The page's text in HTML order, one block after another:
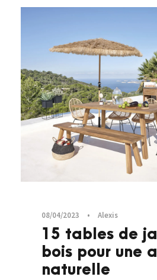
08/04/2023 • Alexis
15 tables de
bois pour une
naturelle